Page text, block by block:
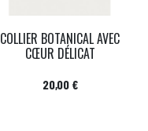
COLLIER BOTANICAL AVEC
CŒUR DÉLICAT
Prix
20,00 €